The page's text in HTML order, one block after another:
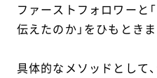
ファーストフォロワーと
伝えたのか」をひもときま
具体的なメソッドとして